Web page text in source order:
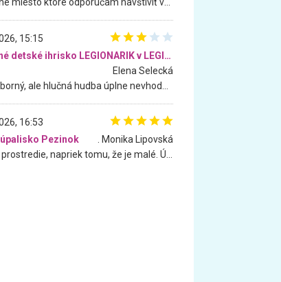
15:15
Vnútorné detské ihrisko LEGIONARIK v LEGIA Fitness
Elena Selecká
16:53
Pezinok
. Monika Lipovská